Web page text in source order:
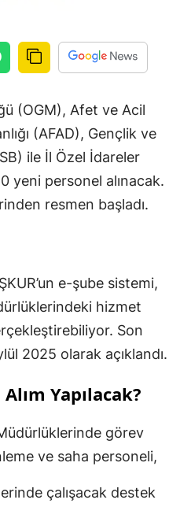
(OGM), Afet ve Acil
(AFAD), Gençlik ve
ile İl Özel İdareler
yeni personel alınacak.
resmen başladı.
e-şube sistemi,
hizmet
Son
2025 olarak açıklandı.
Yapılacak?
görev
ve saha personeli,
çalışacak destek